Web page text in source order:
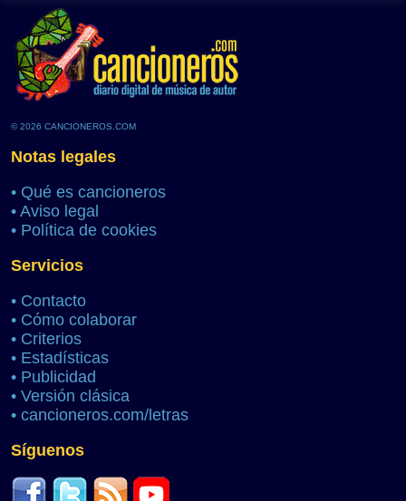
© 2026 CANCIONEROS.COM
Notas legales
• Qué es cancioneros
• Aviso legal
• Política de cookies
Servicios
• Contacto
• Cómo colaborar
• Criterios
• Estadísticas
• Publicidad
• Versión clásica
• cancioneros.com/letras
Síguenos